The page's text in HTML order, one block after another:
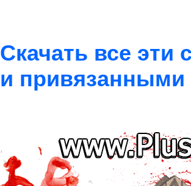
Скачать все
и